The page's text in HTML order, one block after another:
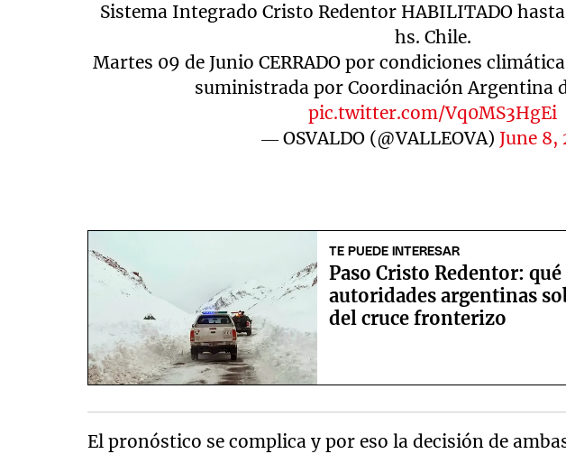
Sistema Integrado Cristo Redentor HABILITADO
hs. Chile.
Martes 09 de Junio CERRADO por condiciones
suministrada por Coordinación Argentina
pic.twitter.com/Vq0MS3HgEi
— OSVALDO (@VALLEOVA) June 8,
TE PUEDE INTERESAR
Paso Cristo Redentor:
autoridades argentinas
del cruce fronterizo
El pronóstico se complica y por eso la decisión de